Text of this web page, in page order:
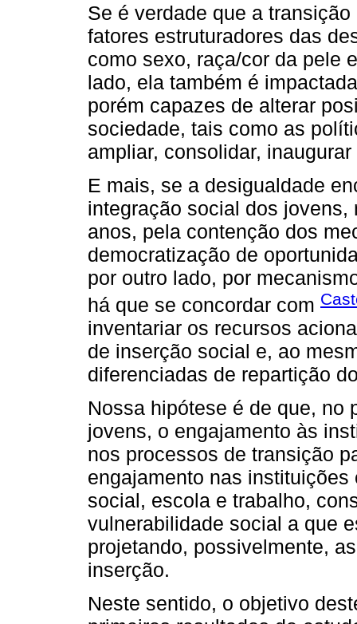
Se é verdade que a
fatores estruturadores das
como sexo, raça/cor da pele
lado, ela também é
porém capazes de alterar
sociedade, tais como as
ampliar, consolidar,
E mais, se a desigualdade
integração social dos
anos, pela contenção dos
democratização de
por outro lado, por
há que se concordar com
inventariar os recursos
de inserção social e, ao
diferenciadas de repartição
Nossa hipótese é de que, no
jovens, o engajamento às
nos processos de transição
engajamento nas
social, escola e trabalho,
vulnerabilidade social a que
projetando, possivelmente,
inserção.
Neste sentido, o objetivo